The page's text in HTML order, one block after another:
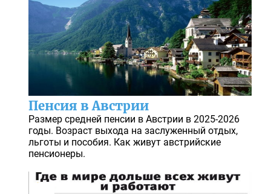
Пенсия в Австрии
Размер средней пенсии в Австрии в 2025-2026
годы. Возраст выхода на заслуженный отдых,
льготы и пособия. Как живут австрийские
пенсионеры.